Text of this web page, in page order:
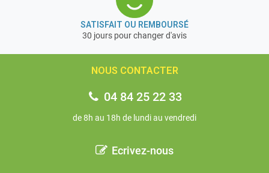
Éclairage à intensité variable
Rapport de grossissement : 6,4:1
Répartition du trajet des rayons 50:50
Distance interoculaire 55 – 75 mm
Compensation dioptrique des deux côtés
Poids net env. : 4 kg
Tube : Trinoculaire
Objectif zoom : 0,7× – 4,5×
SATISFAIT OU REMBOURSÉ
30 jours pour changer d'avis
NOUS CONTACTER
04 84 25 22 33
de 8h au 18h de lundi au vendredi
Ecrivez-nous